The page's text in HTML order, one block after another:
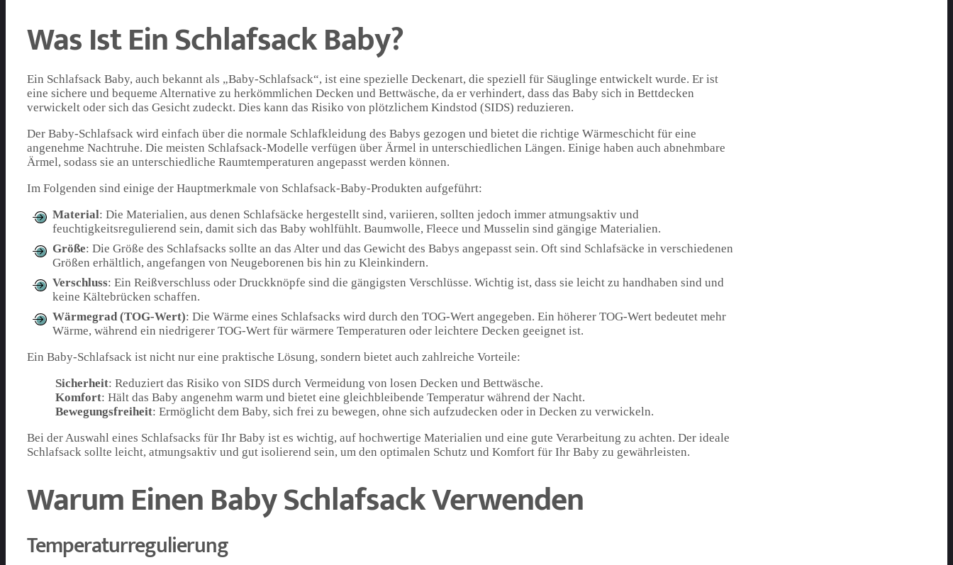
Was Ist Ein Schlafsack Baby?
Ein Schlafsack Baby, auch bekannt als „Baby-Schlafsack“, ist eine spezielle Deckenart, die speziell für Säuglinge entwickelt wurde. Er ist
eine sichere und bequeme Alternative zu herkömmlichen Decken und Bettwäsche, da er verhindert, dass das Baby sich in Bettdecken
verwickelt oder sich das Gesicht zudeckt. Dies kann das Risiko von plötzlichem Kindstod (SIDS) reduzieren.
Der Baby-Schlafsack wird einfach über die normale Schlafkleidung des Babys gezogen und bietet die richtige Wärmeschicht für eine
angenehme Nachtruhe. Die meisten Schlafsack-Modelle verfügen über Ärmel in unterschiedlichen Längen. Einige haben auch abnehmbare
Ärmel, sodass sie an unterschiedliche Raumtemperaturen angepasst werden können.
Im Folgenden sind einige der Hauptmerkmale von Schlafsack-Baby-Produkten aufgeführt:
Material: Die Materialien, aus denen Schlafsäcke hergestellt sind, variieren, sollten jedoch immer atmungsaktiv und
feuchtigkeitsregulierend sein, damit sich das Baby wohlfühlt. Baumwolle, Fleece und Musselin sind gängige Materialien.
Größe: Die Größe des Schlafsacks sollte an das Alter und das Gewicht des Babys angepasst sein. Oft sind Schlafsäcke in verschiedenen
Größen erhältlich, angefangen von Neugeborenen bis hin zu Kleinkindern.
Verschluss: Ein Reißverschluss oder Druckknöpfe sind die gängigsten Verschlüsse. Wichtig ist, dass sie leicht zu handhaben sind und
keine Kältebrücken schaffen.
Wärmegrad (TOG-Wert): Die Wärme eines Schlafsacks wird durch den TOG-Wert angegeben. Ein höherer TOG-Wert bedeutet mehr
Wärme, während ein niedrigerer TOG-Wert für wärmere Temperaturen oder leichtere Decken geeignet ist.
Ein Baby-Schlafsack ist nicht nur eine praktische Lösung, sondern bietet auch zahlreiche Vorteile:
Sicherheit: Reduziert das Risiko von SIDS durch Vermeidung von losen Decken und Bettwäsche.
Komfort: Hält das Baby angenehm warm und bietet eine gleichbleibende Temperatur während der Nacht.
Bewegungsfreiheit: Ermöglicht dem Baby, sich frei zu bewegen, ohne sich aufzudecken oder in Decken zu verwickeln.
Bei der Auswahl eines Schlafsacks für Ihr Baby ist es wichtig, auf hochwertige Materialien und eine gute Verarbeitung zu achten. Der ideale
Schlafsack sollte leicht, atmungsaktiv und gut isolierend sein, um den optimalen Schutz und Komfort für Ihr Baby zu gewährleisten.
Warum Einen Baby Schlafsack Verwenden
Temperaturregulierung